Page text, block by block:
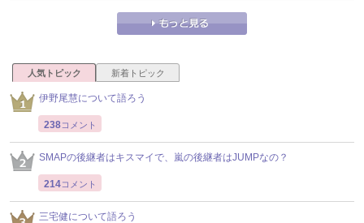
人気トピック 新着トピック
伊野尾慧について語ろう
238コメント
SMAPの後継者はキスマイで、嵐の後継者はJUMPなの？
214コメント
三宅健について語ろう